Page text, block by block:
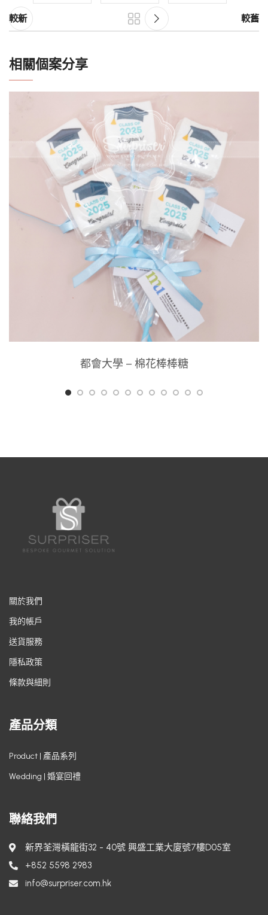
較新 較舊
相關個案分享
都會大學 – 棉花棒棒糖
關於我們
我的帳戶
送貨服務
隱私政策
條款與細則
產品分類
Product | 產品系列
Wedding | 婚宴回禮
聯絡我們
新界荃灣橫龍街32 - 40號 興盛工業大廈號7樓D05室
+852 5598 2983
info@surpriser.com.hk